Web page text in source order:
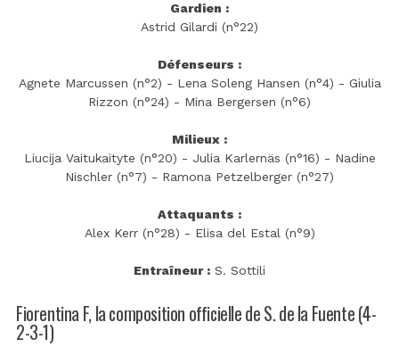
Gardien :
Astrid Gilardi (n°22)
Défenseurs :
Agnete Marcussen (n°2) - Lena Soleng Hansen (n°4) - Giulia
Rizzon (n°24) - Mina Bergersen (n°6)
Milieux :
Liucija Vaitukaityte (n°20) - Julia Karlernäs (n°16) - Nadine
Nischler (n°7) - Ramona Petzelberger (n°27)
Attaquants :
Alex Kerr (n°28) - Elisa del Estal (n°9)
Entraîneur : S. Sottili
Fiorentina F, la composition officielle de S. de la Fuente (4-
2-3-1)